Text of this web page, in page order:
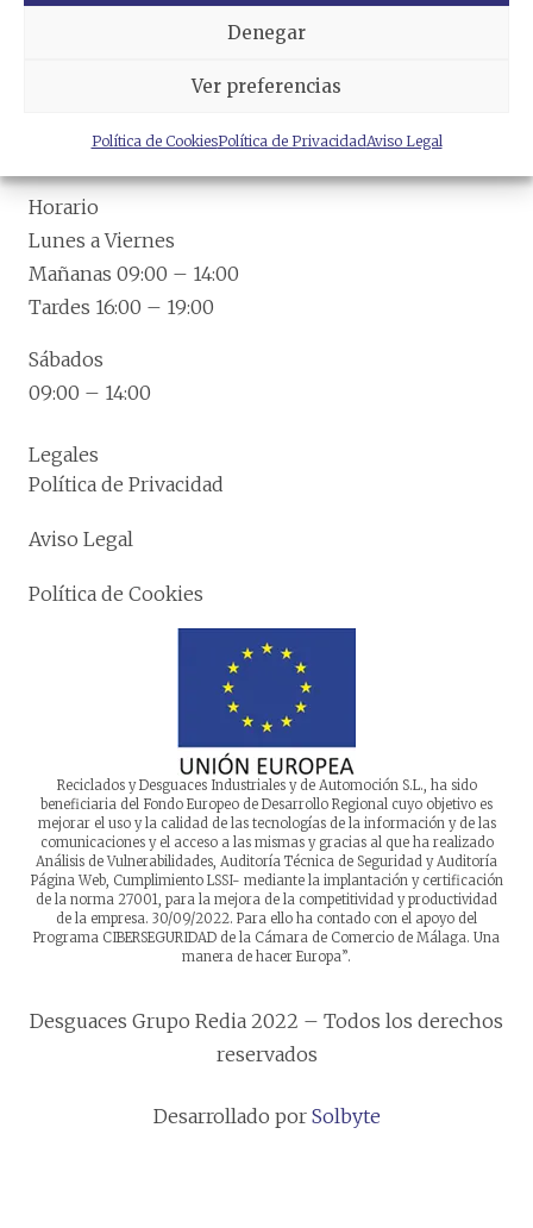
Denegar
Ver preferencias
Política de CookiesPolítica de PrivacidadAviso Legal
Contacto
Avenida Marcelino Camacho, 19. 29010 Málaga
+34 670 068 298
hola@motodesguacesredia.com
Horario
Lunes a Viernes
Mañanas 09:00 – 14:00
Tardes 16:00 – 19:00
Sábados
09:00 – 14:00
Legales
Política de Privacidad
Aviso Legal
Política de Cookies
Reciclados y Desguaces Industriales y de Automoción S.L., ha sido
beneficiaria del Fondo Europeo de Desarrollo Regional cuyo objetivo es
mejorar el uso y la calidad de las tecnologías de la información y de las
comunicaciones y el acceso a las mismas y gracias al que ha realizado
Análisis de Vulnerabilidades, Auditoría Técnica de Seguridad y Auditoría
Página Web, Cumplimiento LSSI- mediante la implantación y certificación
de la norma 27001, para la mejora de la competitividad y productividad
de la empresa. 30/09/2022. Para ello ha contado con el apoyo del
Programa CIBERSEGURIDAD de la Cámara de Comercio de Málaga. Una
manera de hacer Europa”.
Desguaces Grupo Redia 2022 – Todos los derechos
reservados
Desarrollado por Solbyte